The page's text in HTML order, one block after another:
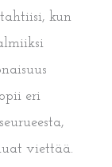
kun
eri
viettää.